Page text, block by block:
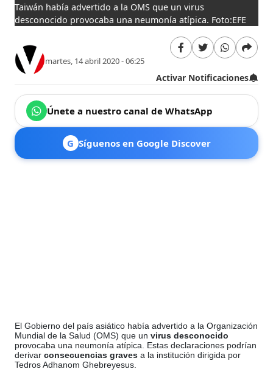
Taiwán había advertido a la OMS que un virus
desconocido provocaba una neumonía atípica. Foto:EFE
martes, 14 abril 2020 - 06:25
Activar Notificaciones
Únete a nuestro canal de WhatsApp
G Síguenos en Google Discover
El Gobierno del país asiático había advertido a la Organización
Mundial de la Salud (OMS) que un virus desconocido
provocaba una neumonía atípica. Estas declaraciones podrían
derivarconsecuencias graves a la institución dirigida por
Tedros Adhanom Ghebreyesus.